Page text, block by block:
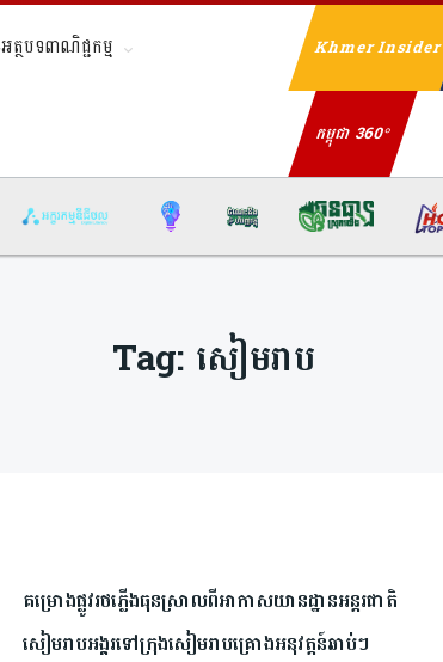
អត្ថបទពាណិជ្ជកម្ម Khmer Insider
កម្ពុជា 360°
Tag: សៀមរាប​
គម្រោង​ផ្លូ​វរថភ្លើងធុនស្រាល​ពីអាកា​ស​យានដ្ឋានអន្តរជាតិ
សៀមរាប​អង្គ​រ​ទៅក្រុង​សៀមរាបគ្រោង​អនុវត្តន៍ឆាប់ៗ​